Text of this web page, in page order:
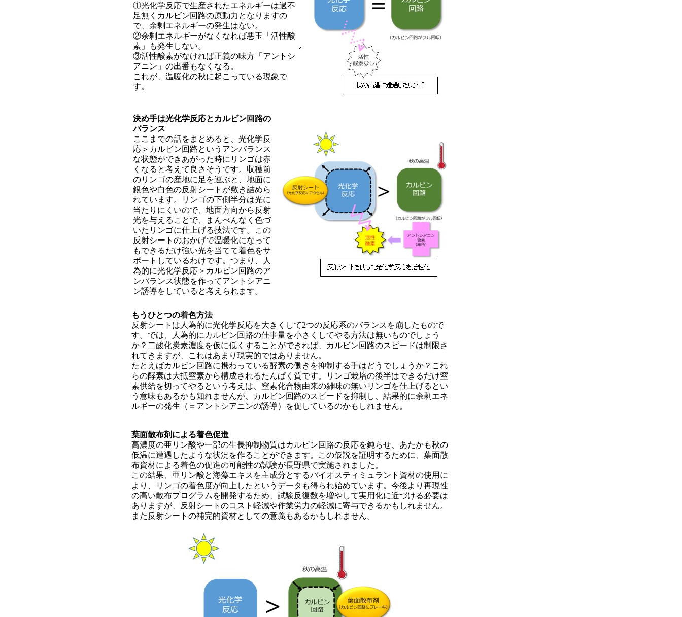
①光化学反応で生産されたエネルギーは過不
足無くカルビン回路の原動力となりますの
で、余剰エネルギーの発生はない。
②余剰エネルギーがなくなれば悪玉「活性酸
素」も発生しない。
③活性酸素がなければ正義の味方「アントシ
アニン」の出番もなくなる。
これが、温暖化の秋に起こっている現象で
す。
決め手は光化学反応とカルビン回路の
バランス
ここまでの話をまとめると、光化学反
応＞カルビン回路というアンバランス
な状態ができあがった時にリンゴは赤
くなると考えて良さそうです。収穫前
のリンゴの産地に足を運ぶと、地面に
銀色や白色の反射シートが敷き詰めら
れています。リンゴの下側半分は光に
当たりにくいので、地面方向から反射
光を与えることで、まんべんなく色づ
いたリンゴに仕上げる技法です。この
反射シートのおかげで温暖化になって
もできるだけ強い光を当てて着色をサ
ポートしているわけです。つまり、人
為的に光化学反応＞カルビン回路のア
ンバランス状態を作ってアントシアニ
ン誘導をしていると考えられます。
もうひとつの着色方法
反射シートは人為的に光化学反応を大きくして2つの反応系のバランスを崩したもので
す。では、人為的にカルビン回路の仕事量を小さくしてやる方法は無いものでしょう
か？二酸化炭素濃度を仮に低くすることができれば、カルビン回路のスピードは制限さ
れてきますが、これはあまり現実的ではありません。
たとえばカルビン回路に携わっている酵素の働きを抑制する手はどうでしょうか？これ
らの酵素は大抵窒素から構成されるたんぱく質です。リンゴ栽培の後半はできるだけ窒
素供給を切ってやるという考えは、窒素化合物由来の雑味の無いリンゴを仕上げるとい
う意味もあるかも知れませんが、カルビン回路のスピードを抑制し、結果的に余剰エネ
ルギーの発生（＝アントシアニンの誘導）を促しているのかもしれません。
葉面散布剤による着色促進
高濃度の亜リン酸や一部の生長抑制物質はカルビン回路の反応を鈍らせ、あたかも秋の
低温に遭遇したような状況を作ることができます。この仮説を証明するために、葉面散
布資材による着色の促進の可能性の試験が長野県で実施されました。
この結果、亜リン酸と海藻エキスを主成分とするバイオスティミュラント資材の使用に
より、リンゴの着色度が向上したというデータも得られ始めています。今後より再現性
の高い散布プログラムを開発するため、試験反復数を増やして実用化に近づける必要は
ありますが、反射シートのコスト軽減や作業労力の軽減に寄与できるかもしれません。
また反射シートの補完的資材としての意義もあるかもしれません。